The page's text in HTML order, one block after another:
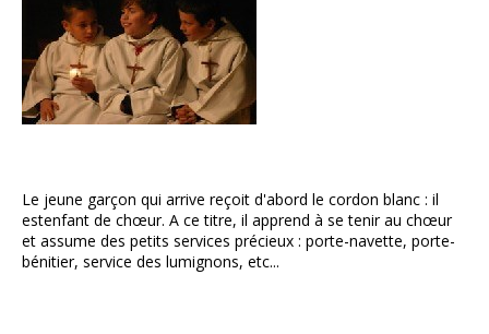
Le jeune garçon qui arrive reçoit d'abord le cordon blanc : il
estenfant de chœur. A ce titre, il apprend à se tenir au chœur
et assume des petits services précieux : porte-navette, porte-
bénitier, service des lumignons, etc...